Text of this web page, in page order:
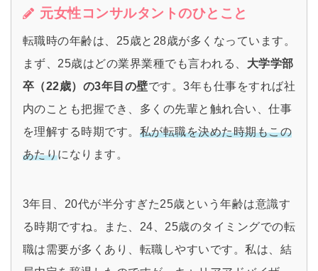
元女性コンサルタントのひとこと
転職時の年齢は、25歳と28歳が多くなっています。
まず、25歳はどの業界業種でも言われる、 大学学部
卒（22歳）の3年目の壁です。3年も仕事をすれば社
内のことも把握でき、多くの先輩と触れ合い、仕事
を理解する時期です。 私が転職を決めた時期もこの
あたりになります。
3年目、20代が半分すぎた25歳という年齢は意識す
る時期ですね。また、24、25歳のタイミングでの転
職は需要が多くあり、転職しやすいです。私は、結